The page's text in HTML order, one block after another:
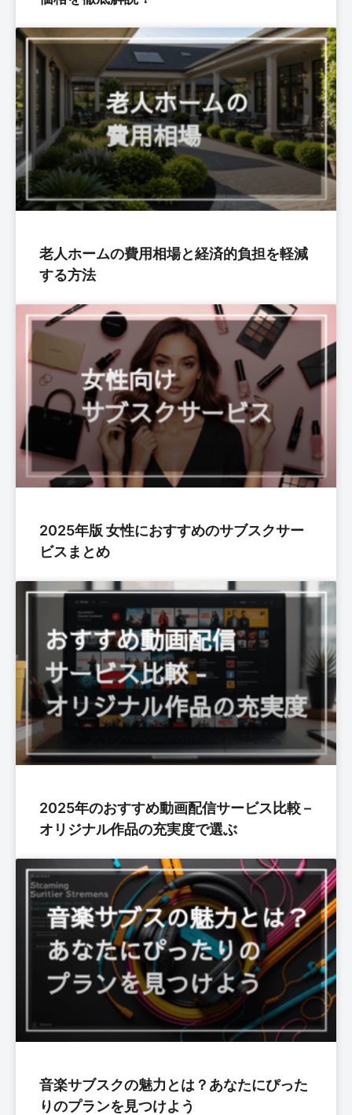
老人ホームの費用相場と経済的負担を軽減
する方法
2025年版 女性におすすめのサブスクサー
ビスまとめ
2025年のおすすめ動画配信サービス比較 –
オリジナル作品の充実度で選ぶ
音楽サブスクの魅力とは？あなたにぴった
りのプランを見つけよう